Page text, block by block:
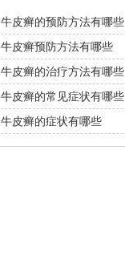
牛皮癣的预防方法有哪些
牛皮癣预防方法有哪些
牛皮癣的治疗方法有哪些
牛皮癣的常见症状有哪些
牛皮癣的症状有哪些